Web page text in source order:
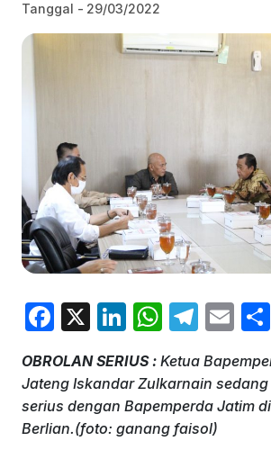
Tanggal - 29/03/2022
F
c
e
b
X
Li
k
e
dI
W
at
s
A
T
e
gr
a
E
ai
l
OBROLAN SERIUS : Ketua
Jateng Iskandar Zulkarnain
serius dengan Bapemperda Jatim
Berlian.(foto: ganang faisol)